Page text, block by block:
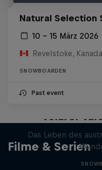
Natural Selection
10 – 15 März 2026
Revelstoke, Kanada
SNOWBOARDEN
Past event
Filme & Serien
Volare:
Das Leben des